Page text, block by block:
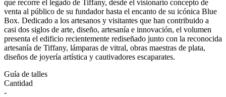
que recorre el legado de Tiffany, desde el visionario concepto de
venta al público de su fundador hasta el encanto de su icónica Blue
Box. Dedicado a los artesanos y visitantes que han contribuido a
casi dos siglos de arte, diseño, artesanía e innovación, el volumen
presenta el edificio recientemente rediseñado junto con la reconocida
artesanía de Tiffany, lámparas de vitral, obras maestras de plata,
diseños de joyería artística y cautivadores escaparates.
Guía de talles
Cantidad
-